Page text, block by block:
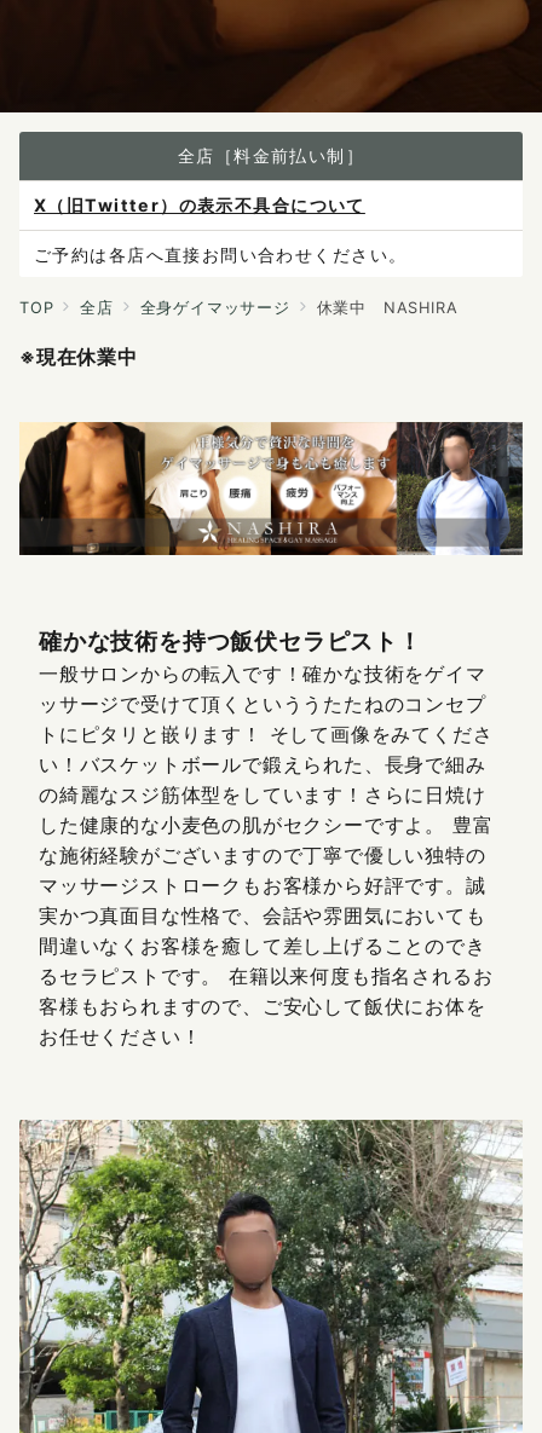
全店［料金前払い制］
X（旧Twitter）の表示不具合について
ご予約は各店へ直接お問い合わせください。
料金は当日施術前にお支払いください。
感染症防止対策について
TOP 全店 全身ゲイマッサージ 休業中 NASHIRA
※現在休業中
確かな技術を持つ飯伏セラピスト！
一般サロンからの転入です！確かな技術をゲイマ
ッサージで受けて頂くといううたたねのコンセプ
トにピタリと嵌ります！ そして画像をみてくださ
い！バスケットボールで鍛えられた、長身で細み
の綺麗なスジ筋体型をしています！さらに日焼け
した健康的な小麦色の肌がセクシーですよ。 豊富
な施術経験がございますので丁寧で優しい独特の
マッサージストロークもお客様から好評です。誠
実かつ真面目な性格で、会話や雰囲気においても
間違いなくお客様を癒して差し上げることのでき
るセラピストです。 在籍以来何度も指名されるお
客様もおられますので、ご安心して飯伏にお体を
お任せください！